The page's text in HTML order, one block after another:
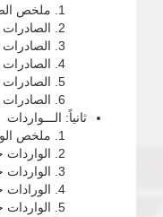
ملخص
ثانياً: الـــواردات
ملخص